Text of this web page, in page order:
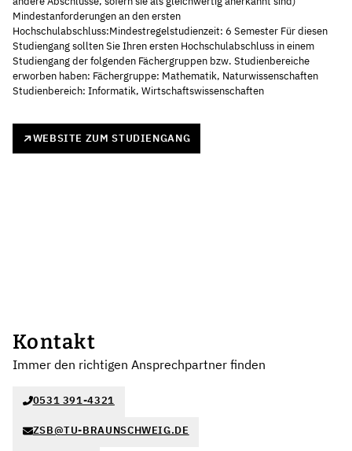
Mindestanforderungen an den ersten
Hochschulabschluss:Mindestregelstudienzeit: 6 Semester Für diesen
Studiengang sollten Sie Ihren ersten Hochschulabschluss in einem
Studiengang der folgenden Fächergruppen bzw. Studienbereiche
erworben haben: Fächergruppe: Mathematik, Naturwissenschaften
Studienbereich: Informatik, Wirtschaftswissenschaften
WEBSITE ZUM STUDIENGANG
Kontakt
Immer den richtigen Ansprechpartner finden
0531 391-4321
ZSB@TU-BRAUNSCHWEIG.DE